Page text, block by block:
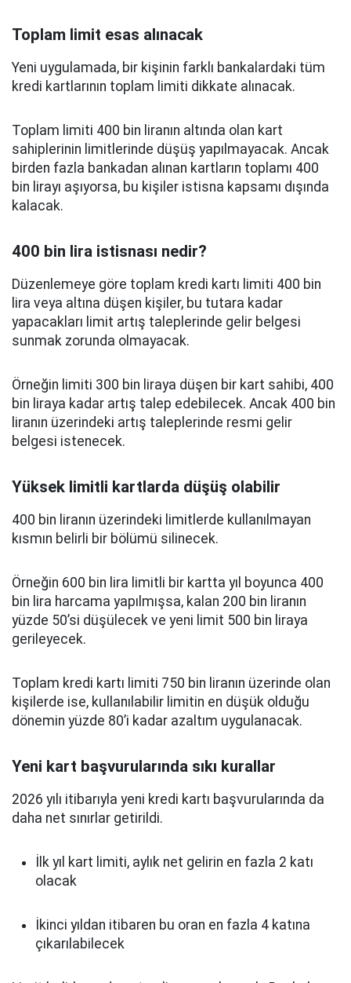
Toplam limit esas alınacak
Yeni uygulamada, bir kişinin farklı bankalardaki tüm
kredi kartlarının toplam limiti dikkate alınacak.
Toplam limiti 400 bin liranın altında olan kart
sahiplerinin limitlerinde düşüş yapılmayacak. Ancak
birden fazla bankadan alınan kartların toplamı 400
bin lirayı aşıyorsa, bu kişiler istisna kapsamı dışında
kalacak.
400 bin lira istisnası nedir?
Düzenlemeye göre toplam kredi kartı limiti 400 bin
lira veya altına düşen kişiler, bu tutara kadar
yapacakları limit artış taleplerinde gelir belgesi
sunmak zorunda olmayacak.
Örneğin limiti 300 bin liraya düşen bir kart sahibi, 400
bin liraya kadar artış talep edebilecek. Ancak 400 bin
liranın üzerindeki artış taleplerinde resmi gelir
belgesi istenecek.
Yüksek limitli kartlarda düşüş olabilir
400 bin liranın üzerindeki limitlerde kullanılmayan
kısmın belirli bir bölümü silinecek.
Örneğin 600 bin lira limitli bir kartta yıl boyunca 400
bin lira harcama yapılmışsa, kalan 200 bin liranın
yüzde 50’si düşülecek ve yeni limit 500 bin liraya
gerileyecek.
Toplam kredi kartı limiti 750 bin liranın üzerinde olan
kişilerde ise, kullanılabilir limitin en düşük olduğu
dönemin yüzde 80’i kadar azaltım uygulanacak.
Yeni kart başvurularında sıkı kurallar
2026 yılı itibarıyla yeni kredi kartı başvurularında da
daha net sınırlar getirildi.
İlk yıl kart limiti, aylık net gelirin en fazla 2 katı
olacak
İkinci yıldan itibaren bu oran en fazla 4 katına
çıkarılabilecek